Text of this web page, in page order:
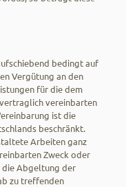
bedingt auf
Vergütung an den
für die dem
vereinbarten
ist die
beschränkt.
Arbeiten ganz
Zweck oder
die Abgeltung der
zu treffenden